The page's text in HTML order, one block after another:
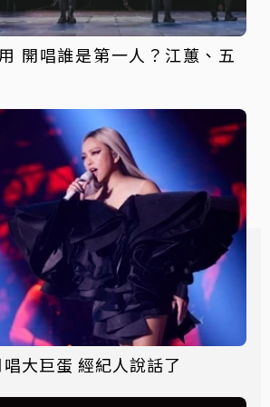
開唱誰是第一人？江蕙、五
大巨蛋 經紀人說話了